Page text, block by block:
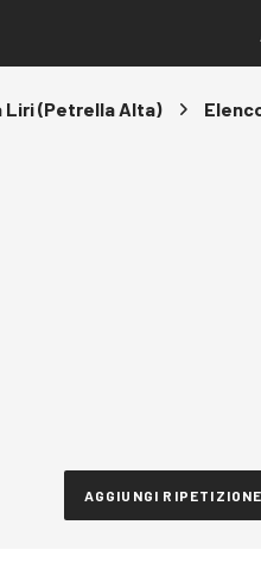
Liri (Petrella Alta)
AGGIUNGI RIPETIZIONE